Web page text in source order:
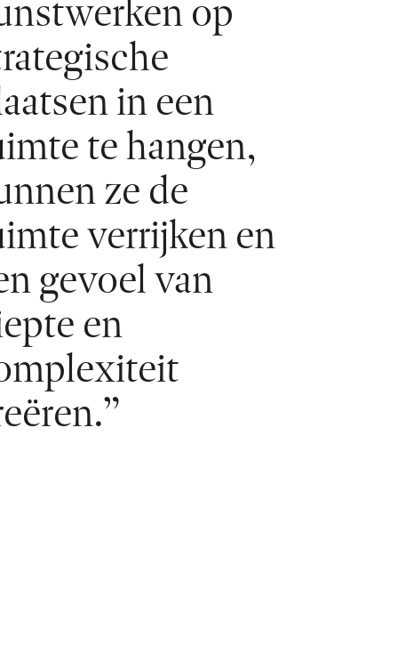
op
in een
te hangen,
ze de
verrijken en
gevoel van
en